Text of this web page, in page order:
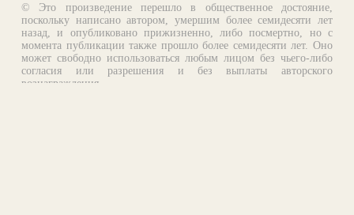
© Это произведение перешло в общественное достояние,
поскольку написано автором, умершим более семидесяти лет
назад, и опубликовано прижизненно, либо посмертно, но с
момента публикации также прошло более семидесяти лет. Оно
может свободно использоваться любым лицом без чьего-либо
согласия или разрешения и без выплаты авторского
вознаграждения.